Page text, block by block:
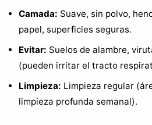
Camada: Suave, sin polvo,
papel, superficies seguras.
Evitar: Suelos de alambre,
(pueden irritar el tracto
Limpieza: Limpieza regular
limpieza profunda semanal).